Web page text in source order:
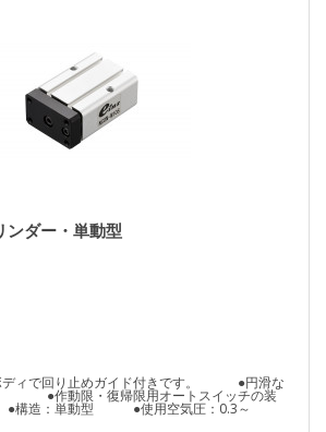
ンダー・単動型
ディで回り止めガイド付きです。 ●円滑な
。 ●作動限・復帰限用オートスイッチの装
●構造：単動型 ●使用空気圧：0.3～